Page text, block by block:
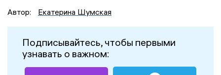
Автор:
Екатерина Шумская
Подписывайтесь, чтобы первыми
узнавать о важном: